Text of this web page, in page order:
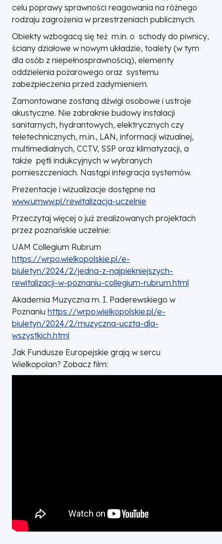
celu poprawy sprawności reagowania na różnego
rodzaju zagrożenia w przestrzeniach publicznych.
Obiekty wzbogacą się też m.in. o schody do piwnicy,
ściany działowe w nowym układzie, toalety (w tym
dla osób z niepełnosprawnością), elementy
oddzielenia pożarowego oraz systemu
zabezpieczenia przed zadymieniem.
Zamontowane zostaną dźwigi osobowe i ustroje
akustyczne. Nie zabraknie budowy instalacji
sanitarnych, hydrantowych, elektrycznych czy
teletechnicznych, m.in., LAN, informacji wizualnej,
multimedialnych, CCTV, SSP oraz klimatyzacji, a
także pętli indukcyjnych w wybranych
pomieszczeniach. Nastąpi integracja systemów.
Prezentacje i wizualizacje dostępne na
www.umww.pl/rewitalizacja-uczelnie
Przeczytaj więcej o już zrealizowanych projektach
przez poznańskie uczelnie:
UAM Collegium Rubrum
https://wrpo.wielkopolskie.pl/e-
biuletyn/2024/2/jedna-z-najpiekniejszych-
rewitalizacji-w-poznaniu-collegium-rubrum.html
Akademia Muzyczna m. I. Paderewskiego w
Poznaniu https://wrpo.wielkopolskie.pl/e-
biuletyn/2024/2/muzyczna-uczta-dla-
wszystkich.html
Jak Fundusze Europejskie grają w sercu
Wielkopolan? Zobacz film: